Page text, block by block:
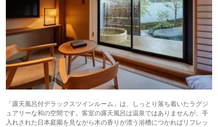
「露天風呂付デラックスツインルーム」は、しっとり落ち着いたラグジ
ュアリーな和の空間です。客室の露天風呂は温泉ではありませんが、手
入れされた日本庭園を見ながら木の香りが漂う浴槽につかればリフレッ